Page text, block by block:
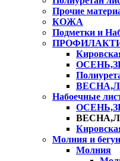
Прочие
КОЖА
Подметки и
Набоечные
Молния и
Молния